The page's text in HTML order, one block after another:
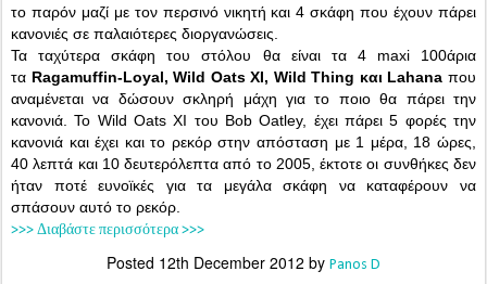
το παρόν μαζί με τον περσινό νικητή και 4 σκάφη που έχουν πάρει
κανονιές σε παλαιότερες διοργανώσεις.
Τα ταχύτερα σκάφη του στόλου θα είναι τα 4 maxi 100άρια
τα Ragamuffin-Loyal, Wild Oats XI, Wild Thing και Lahana που
αναμένεται να δώσουν σκληρή μάχη για το ποιο θα πάρει την
κανονιά.Το Wild Oats XI του Bob Oatley, έχει πάρει 5 φορές την
κανονιά και έχει και το ρεκόρ στην απόσταση με 1 μέρα, 18 ώρες,
40 λεπτά και 10 δευτερόλεπτα από το 2005, έκτοτε οι συνθήκες δεν
ήταν ποτέ ευνοϊκές για τα μεγάλα σκάφη να καταφέρουν να
σπάσουν αυτό το ρεκόρ.
>>> Διαβάστε περισσότερα >>>
Posted 12th December 2012 by Panos D